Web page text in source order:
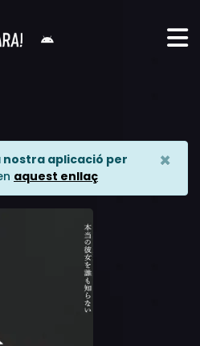
aplicació per
aquest enllaç
×